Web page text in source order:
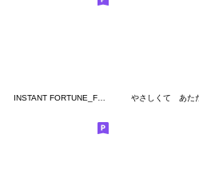
やさしくて あた